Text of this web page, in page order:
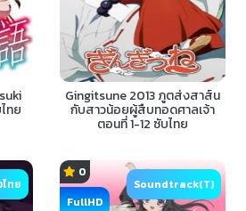
ทย
Gingitsune 2013 ภูตส่งสาส์น
กับสาวน้อยผู้สืบทอดศาลเจ้า
ตอนที่ 1-12 ซับไทย
ทย
0
FullHD
Soundtrack(T)